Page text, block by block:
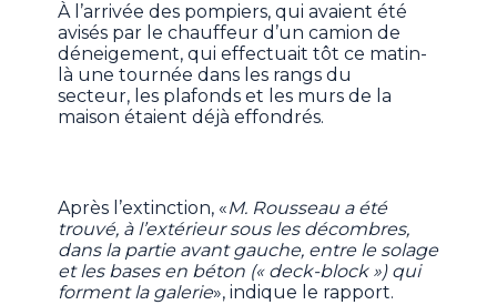
À l’arrivée des pompiers, qui avaient été
avisés par le chauffeur d’un camion de
déneigement, qui effectuait tôt ce matin-
là une tournée dans les rangs du
secteur, les plafonds et les murs de la
maison étaient déjà effondrés.
Après l’extinction, «M. Rousseau a été
trouvé, à l’extérieur sous les décombres,
dans la partie avant gauche, entre le solage
et les bases en béton (« deck-block ») qui
forment la galerie», indique le rapport.